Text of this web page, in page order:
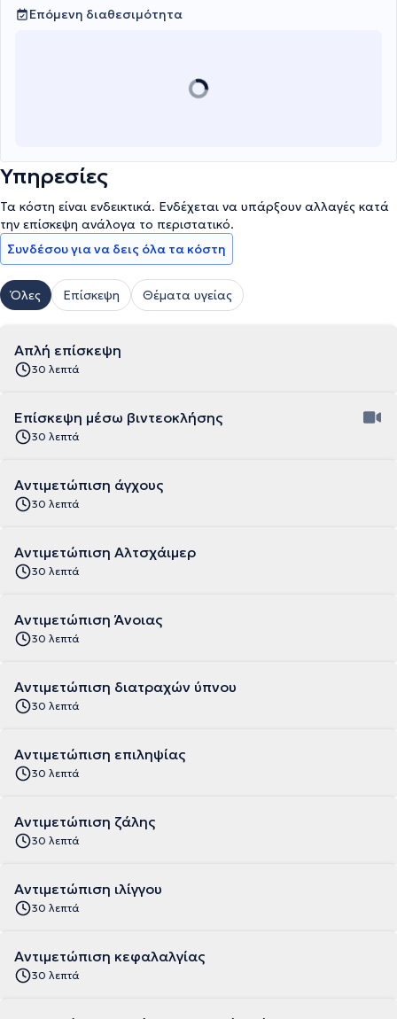
Επόμενη διαθεσιμότητα
Υπηρεσίες
Τα κόστη είναι ενδεικτικά. Ενδέχεται να υπάρξουν αλλαγές κατά
την επίσκεψη ανάλογα το περιστατικό.
Συνδέσου για να δεις όλα τα κόστη
Όλες Επίσκεψη Θέματα υγείας
Απλή επίσκεψη
30 λεπτά
Επίσκεψη μέσω βιντεοκλήσης
30 λεπτά
Αντιμετώπιση άγχους
30 λεπτά
Αντιμετώπιση Αλτσχάιμερ
30 λεπτά
Αντιμετώπιση Άνοιας
30 λεπτά
Αντιμετώπιση διατραχών ύπνου
30 λεπτά
Αντιμετώπιση επιληψίας
30 λεπτά
Αντιμετώπιση ζάλης
30 λεπτά
Αντιμετώπιση ιλίγγου
30 λεπτά
Αντιμετώπιση κεφαλαλγίας
30 λεπτά